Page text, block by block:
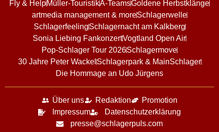
Fly & HelpMüller-TouristikA-TeamsGoldene Herbstklänge
artmedia management & moreSchlagerwelle
SchlagerfeelingSchlagernacht am Kalkberg
Sonia Liebing FankonzertVogtland Open Air
Pop-Schlager Tour 2026Schlagermove
30 Jahre Peter Wackel Schlagerpark & MainSchlager
Die Hommage an Udo Jürgens
Über uns Redaktion
Promotion
Impressum
Datenschutzerklärung
presse@schlagerpuls.com